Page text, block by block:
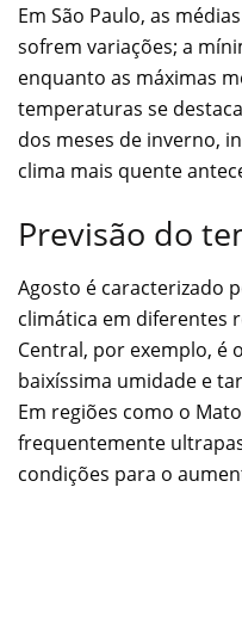
Em São Paulo, as
sofrem variações; a
enquanto as máximas
temperaturas se
dos meses de inverno,
clima mais quente
Previsão do
Agosto é caracterizado
climática em diferentes
Central, por exemplo, é
baixíssima umidade e
Em regiões como o
frequentemente
condições para o